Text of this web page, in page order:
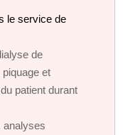
le service de
de
et
patient durant
analyses